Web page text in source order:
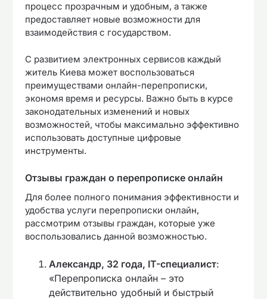
процесс прозрачным и удобным, а также
предоставляет новые возможности для
взаимодействия с государством.
С развитием электронных сервисов каждый
житель Киева может воспользоваться
преимуществами онлайн-перепрописки,
экономя время и ресурсы. Важно быть в курсе
законодательных изменений и новых
возможностей, чтобы максимально эффективно
использовать доступные цифровые
инструменты.
Отзывы граждан о перепрописке онлайн
Для более полного понимания эффективности и
удобства услуги перепрописки онлайн,
рассмотрим отзывы граждан, которые уже
воспользовались данной возможностью.
Александр, 32 года, IT-специалист:
«Перепрописка онлайн – это
действительно удобный и быстрый